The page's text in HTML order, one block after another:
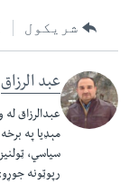
شریکول
عبد الرزاق
عبدالرزاق
مېډیا په
سیاسي،
رپوټونه